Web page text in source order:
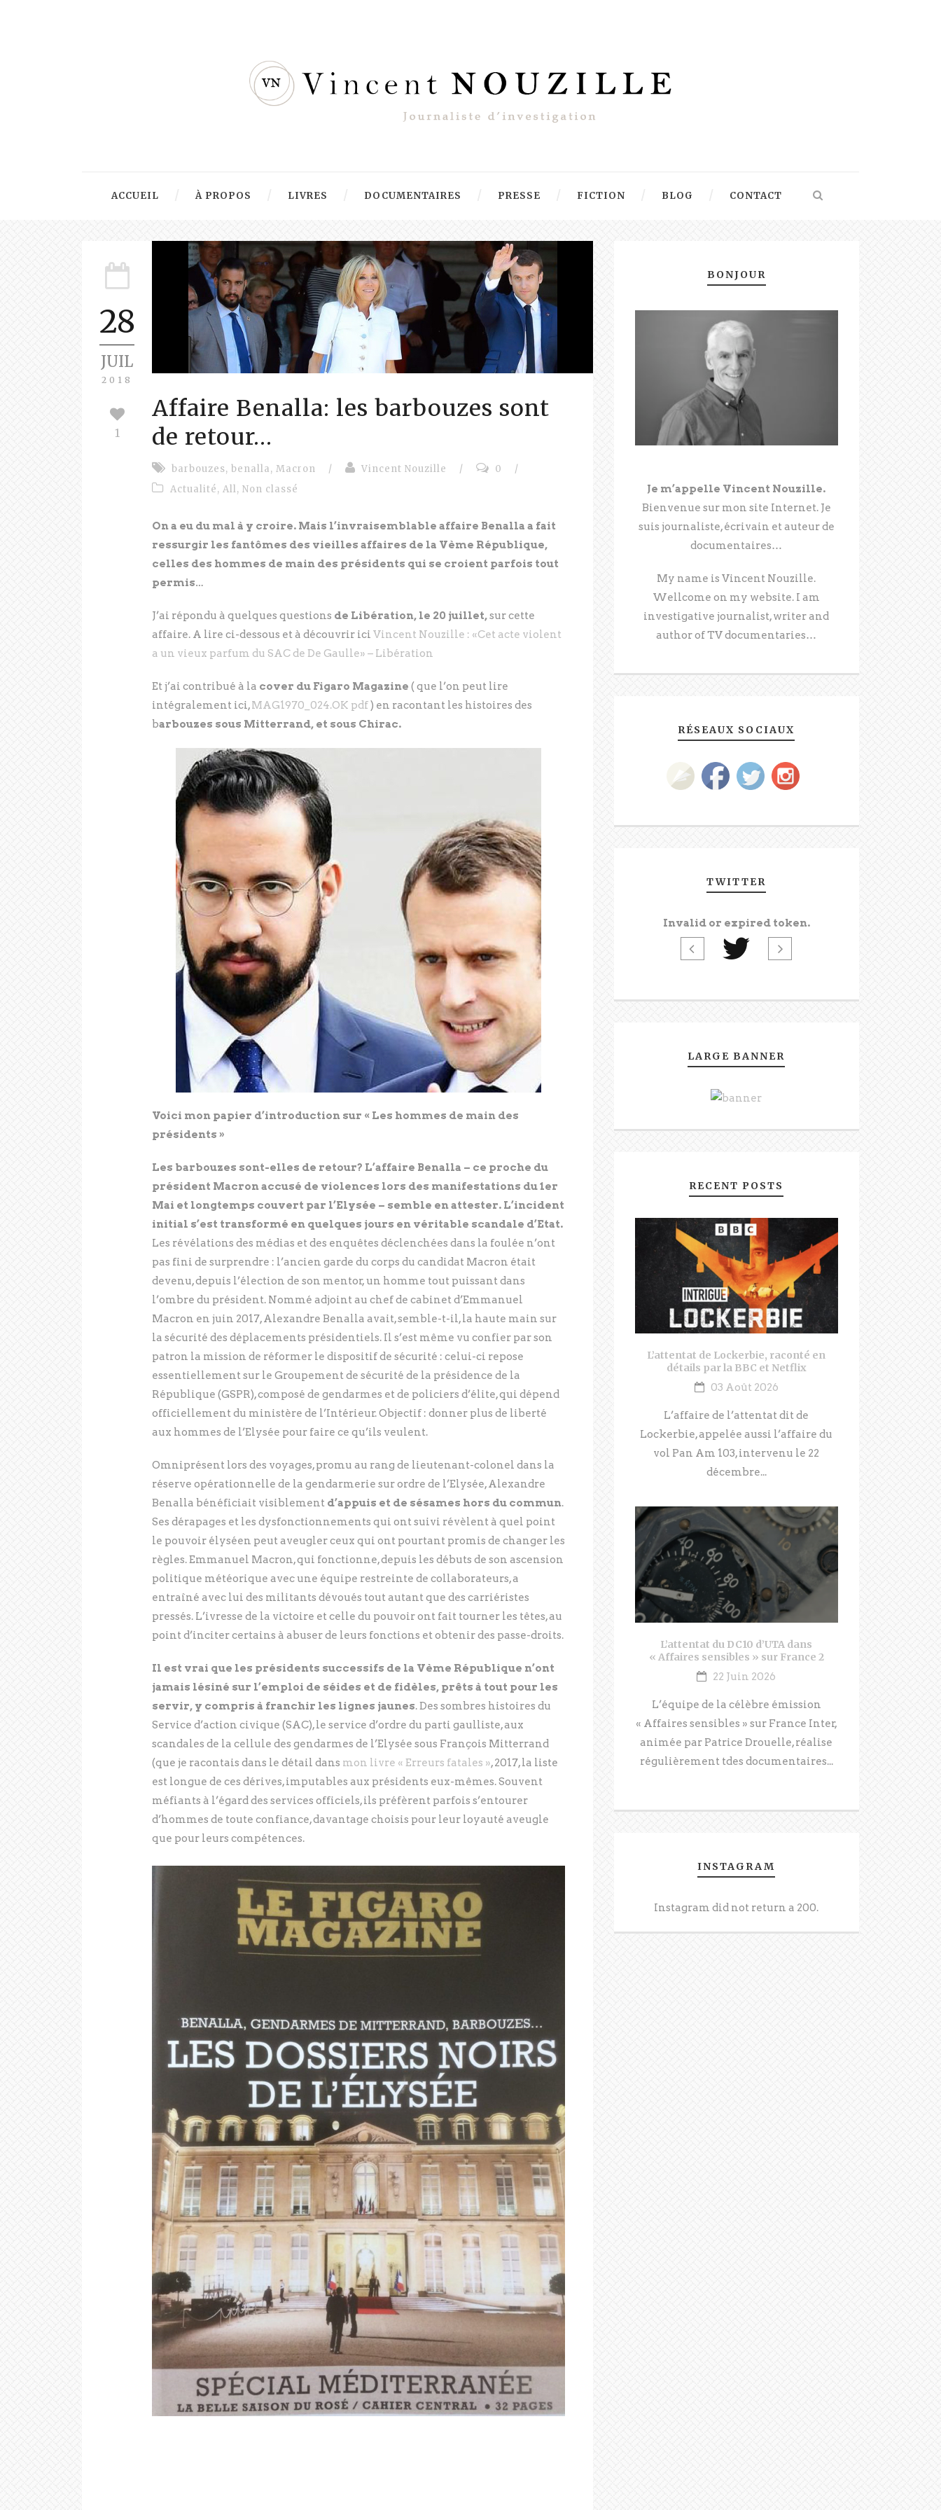
ACCUEIL À PROPOS LIVRES DOCUMENTAIRES PRESSE FICTION BLOG CONTACT
28
JUIL
2018
1
Affaire Benalla: les barbouzes sont
de retour…
barbouzes, benalla, Macron / Vincent Nouzille / 0
/
Actualité, All, Non classé
On a eu du mal à y croire. Mais l’invraisemblable affaire Benalla a fait
ressurgir les fantômes des vieilles affaires de la Vème République,
celles des hommes de main des présidents qui se croient parfois tout
permis…
J’ai répondu à quelques questions de Libération, le 20 juillet,sur cette
affaire. A lire ci-dessous et à découvrir ici Vincent Nouzille : «Cet acte violent
a un vieux parfum du SAC de De Gaulle» – Libération
Et j’ai contribué à la cover du Figaro Magazine ( que l’on peut lire
intégralement ici,MAG1970_024.OK pdf) en racontant les histoires des
barbouzes sous Mitterrand, et sous Chirac.
Voici mon papier d’introduction sur « Les hommes de main des
présidents »
Les barbouzes sont-elles de retour? L’affaire Benalla – ce proche du
président Macron accusé de violences lors des manifestations du 1er
Mai et longtemps couvert par l’Elysée – semble en attester. L’incident
initial s’est transformé en quelques jours en véritable scandale d’Etat.
Les révélations des médias et des enquêtes déclenchées dans la foulée n’ont
pas fini de surprendre : l’ancien garde du corps du candidat Macron était
devenu, depuis l’élection de son mentor, un homme tout puissant dans
l’ombre du président. Nommé adjoint au chef de cabinet d’Emmanuel
Macron en juin 2017, Alexandre Benalla avait, semble-t-il, la haute main sur
la sécurité des déplacements présidentiels. Il s’est même vu confier par son
patron la mission de réformer le dispositif de sécurité : celui-ci repose
essentiellement sur le Groupement de sécurité de la présidence de la
République (GSPR), composé de gendarmes et de policiers d’élite, qui dépend
officiellement du ministère de l’Intérieur. Objectif : donner plus de liberté
aux hommes de l’Elysée pour faire ce qu’ils veulent.
Omniprésent lors des voyages, promu au rang de lieutenant-colonel dans la
réserve opérationnelle de la gendarmerie sur ordre de l’Elysée, Alexandre
Benalla bénéficiait visiblement d’appuis et de sésames hors du commun.
Ses dérapages et les dysfonctionnements qui ont suivi révèlent à quel point
le pouvoir élyséen peut aveugler ceux qui ont pourtant promis de changer les
règles. Emmanuel Macron, qui fonctionne, depuis les débuts de son ascension
politique météorique avec une équipe restreinte de collaborateurs, a
entraîné avec lui des militants dévoués tout autant que des carriéristes
pressés. L’ivresse de la victoire et celle du pouvoir ont fait tourner les têtes, au
point d’inciter certains à abuser de leurs fonctions et obtenir des passe-droits.
Il est vrai que les présidents successifs de la Vème République n’ont
jamais lésiné sur l’emploi de séides et de fidèles, prêts à tout pour les
servir, y compris à franchir les lignes jaunes. Des sombres histoires du
Service d’action civique (SAC), le service d’ordre du parti gaulliste, aux
scandales de la cellule des gendarmes de l’Elysée sous François Mitterrand
(que je racontais dans le détail dans mon livre « Erreurs fatales », 2017, la liste
est longue de ces dérives, imputables aux présidents eux-mêmes. Souvent
méfiants à l’égard des services officiels, ils préfèrent parfois s’entourer
d’hommes de toute confiance, davantage choisis pour leur loyauté aveugle
que pour leurs compétences.
BONJOUR
Je m’appelle Vincent Nouzille.
Bienvenue sur mon site Internet. Je
suis journaliste, écrivain et auteur de
documentaires…
My name is Vincent Nouzille.
Wellcome on my website. I am
investigative journalist, writer and
author of TV documentaries…
RÉSEAUX SOCIAUX
TWITTER
Invalid or expired token.
LARGE BANNER
RECENT POSTS
L’attentat de Lockerbie, raconté en
détails par la BBC et Netflix
03 Août 2026
L’affaire de l’attentat dit de
Lockerbie, appelée aussi l’affaire du
vol Pan Am 103, intervenu le 22
décembre...
L’attentat du DC10 d’UTA dans
« Affaires sensibles » sur France 2
22 Juin 2026
L’équipe de la célèbre émission
« Affaires sensibles » sur France Inter,
animée par Patrice Drouelle, réalise
régulièrement tdes documentaires...
INSTAGRAM
Instagram did not return a 200.